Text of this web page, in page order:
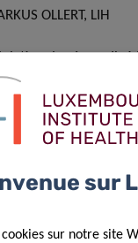
OLLERT, LIH
du réseau IL-
spécifique aux
a acquis une
tant qu’expert du
chercheur spécialisé
sur
sur notre site